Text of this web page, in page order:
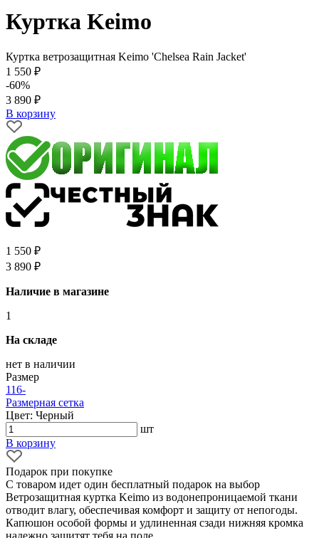
Куртка Keimo
Куртка ветрозащитная Keimo 'Chelsea Rain Jacket'
1 550 ₽
-60%
3 890 ₽
В корзину
1 550 ₽
3 890 ₽
Наличие в магазине
1
На складе
нет в наличии
Размер
116-
Размерная сетка
Цвет: Черный
шт
В корзину
Подарок при покупке
С товаром идет один бесплатный подарок на выбор
Ветрозащитная куртка Keimo из водонепроницаемой ткани
отводит влагу, обеспечивая комфорт и защиту от непогоды.
Капюшон особой формы и удлиненная сзади нижняя кромка
надежно защитят тебя на поле.